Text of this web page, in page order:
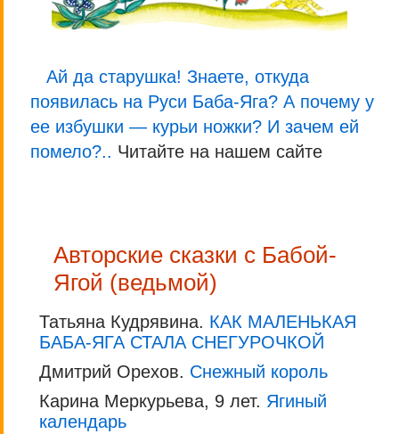
Ай да старушка! Знаете, откуда
появилась на Руси Баба-Яга? А почему у
ее избушки — курьи ножки? И зачем ей
помело?.. Читайте на нашем сайте
Авторские сказки с Бабой-
Ягой (ведьмой)
Татьяна Кудрявина. КАК МАЛЕНЬКАЯ
БАБА-ЯГА СТАЛА СНЕГУРОЧКОЙ
Дмитрий Орехов. Снежный король
Карина Меркурьева, 9 лет. Ягиный
календарь